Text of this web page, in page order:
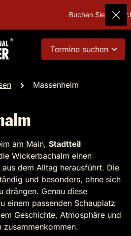
Buchen Sie
Termine suchen
Massenheim
am Main, Stadtteil
Wickerbachalm einen
dem Alltag herausführt. Die
und besonders, ohne sich
drängen. Genau diese
einem passenden Schauplatz
Geschichte, Atmosphäre und
zusammenkommen.